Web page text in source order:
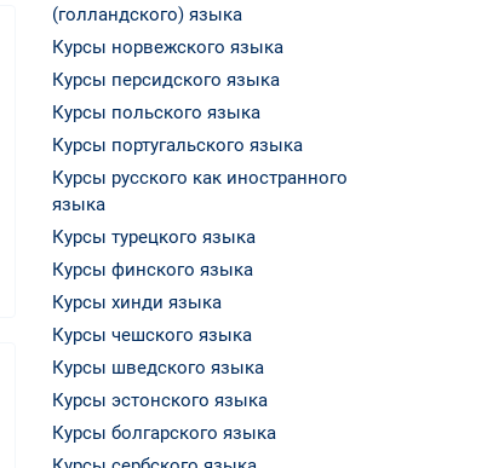
(голландского) языка
Курсы норвежского языка
Курсы персидского языка
Курсы польского языка
Курсы португальского языка
Курсы русского как иностранного
языка
Курсы турецкого языка
Курсы финского языка
Курсы хинди языка
Курсы чешского языка
Курсы шведского языка
Курсы эстонского языка
Курсы болгарского языка